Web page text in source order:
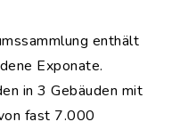
enthält
Exponate.
in 3 Gebäuden mit
fast 7.000